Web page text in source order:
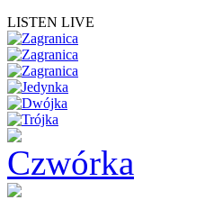
LISTEN LIVE